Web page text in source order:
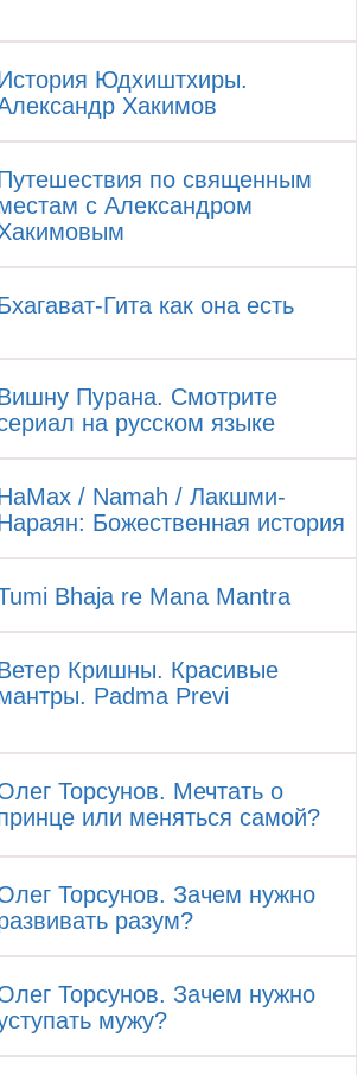
Юдхиштхиры.
Хакимов
по священным
с Александром
Гита как она есть
Пурана. Смотрите
на русском языке
/ Namah / Лакшми-
Божественная история
Bhaja re Mana Mantra
Кришны. Красивые
Padma Previ
Торсунов. Мечтать о
или меняться самой?
Торсунов. Зачем нужно
разум?
Торсунов. ​Зачем нужно
мужу?